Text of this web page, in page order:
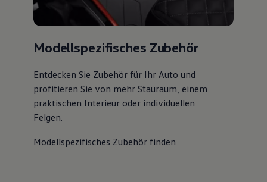
Modellspezifisches Zubehör
Entdecken Sie Zubehör für Ihr Auto und
profitieren Sie von mehr Stauraum, einem
praktischen Interieur oder individuellen
Felgen.
Modellspezifisches Zubehör finden